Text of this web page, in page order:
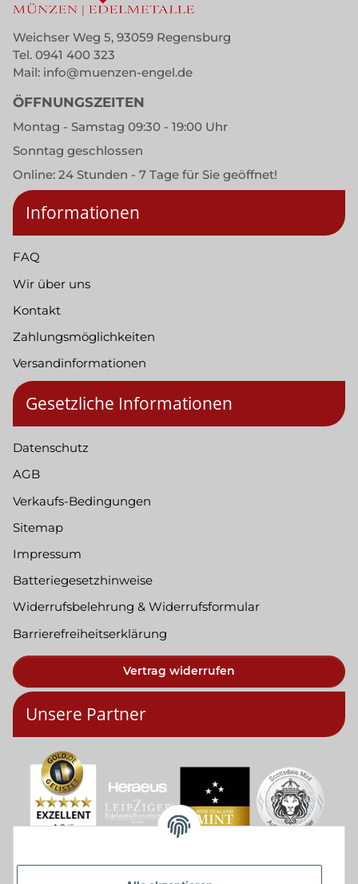
Weichser Weg 5, 93059 Regensburg
Tel. 0941 400 323
Mail: info@muenzen-engel.de
ÖFFNUNGSZEITEN
Montag - Samstag 09:30 - 19:00 Uhr
Sonntag geschlossen
Online: 24 Stunden - 7 Tage für Sie geöffnet!
Informationen
FAQ
Wir über uns
Kontakt
Zahlungsmöglichkeiten
Versandinformationen
Gesetzliche Informationen
Datenschutz
AGB
Verkaufs-Bedingungen
Sitemap
Impressum
Batteriegesetzhinweise
Widerrufsbelehrung & Widerrufsformular
Barrierefreiheitserklärung
Vertrag widerrufen
Unsere Partner